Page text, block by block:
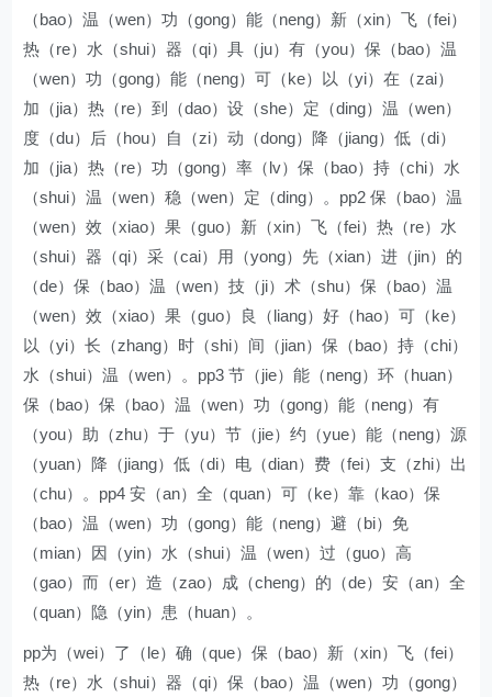
（bao）温（wen）功（gong）能（neng）新（xin）飞（fei）
热（re）水（shui）器（qi）具（ju）有（you）保（bao）温
（wen）功（gong）能（neng）可（ke）以（yi）在（zai）
加（jia）热（re）到（dao）设（she）定（ding）温（wen）
度（du）后（hou）自（zi）动（dong）降（jiang）低（di）
加（jia）热（re）功（gong）率（lv）保（bao）持（chi）水
（shui）温（wen）稳（wen）定（ding）。pp2 保（bao）温
（wen）效（xiao）果（guo）新（xin）飞（fei）热（re）水
（shui）器（qi）采（cai）用（yong）先（xian）进（jin）的
（de）保（bao）温（wen）技（ji）术（shu）保（bao）温
（wen）效（xiao）果（guo）良（liang）好（hao）可（ke）
以（yi）长（zhang）时（shi）间（jian）保（bao）持（chi）
水（shui）温（wen）。pp3 节（jie）能（neng）环（huan）
保（bao）保（bao）温（wen）功（gong）能（neng）有
（you）助（zhu）于（yu）节（jie）约（yue）能（neng）源
（yuan）降（jiang）低（di）电（dian）费（fei）支（zhi）出
（chu）。pp4 安（an）全（quan）可（ke）靠（kao）保
（bao）温（wen）功（gong）能（neng）避（bi）免
（mian）因（yin）水（shui）温（wen）过（guo）高
（gao）而（er）造（zao）成（cheng）的（de）安（an）全
（quan）隐（yin）患（huan）。
pp为（wei）了（le）确（que）保（bao）新（xin）飞（fei）
热（re）水（shui）器（qi）保（bao）温（wen）功（gong）